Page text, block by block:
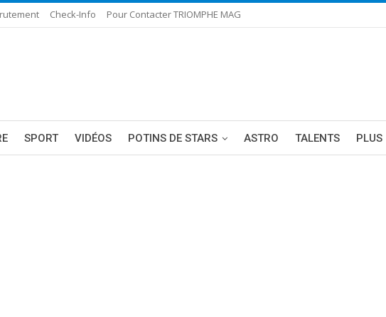
Check-Info Pour Contacter TRIOMPHE MAG
SPORT VIDÉOS POTINS DE STARS ASTRO TALENTS PLUS